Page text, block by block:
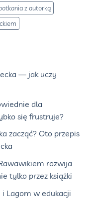
z autorką
— jak uczy
dla
się frustruje?
zacząć? Oto przepis
rozwija
tylko przez książki
Lagom w edukacji